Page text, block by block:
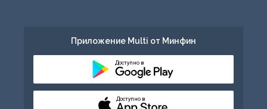
Приложение Multi от Минфин
Доступно в
Доступно в